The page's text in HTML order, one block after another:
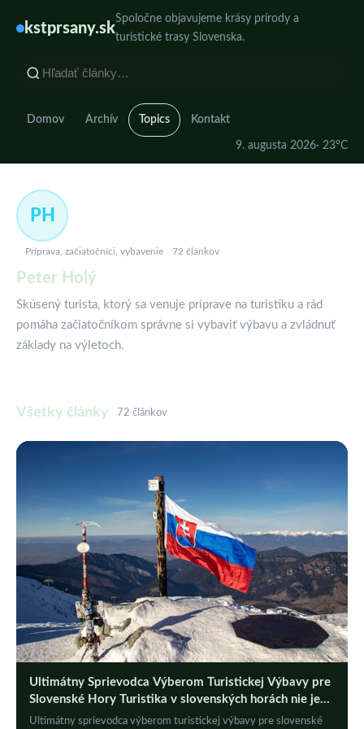
kstprsany.sk
Spoločne objavujeme krásy prírody a
turistické trasy Slovenska.
Domov Archív Topics Kontakt
9. augusta 2026· 23°C
PH
Príprava, začiatočníci, vybavenie 72 článkov
Peter Holý
Skúsený turista, ktorý sa venuje príprave na turistiku a rád
pomáha začiatočníkom správne si vybaviť výbavu a zvládnuť
základy na výletoch.
Všetky články 72 článkov
Ultimátny Sprievodca Výberom Turistickej Výbavy pre
Slovenské Hory Turistika v slovenských horách nie je
len o prechádzkach prírodou, ale aj o správnom
Ultimátny sprievodca výberom turistickej výbavy pre slovenské